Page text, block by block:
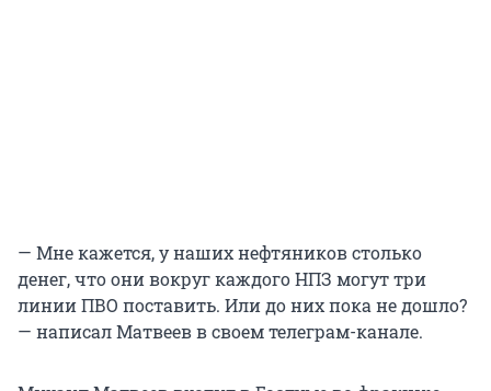
— Мне кажется, у наших нефтяников столько
денег, что они вокруг каждого НПЗ могут три
линии ПВО поставить. Или до них пока не дошло?
— написал Матвеев в своем телеграм-канале.